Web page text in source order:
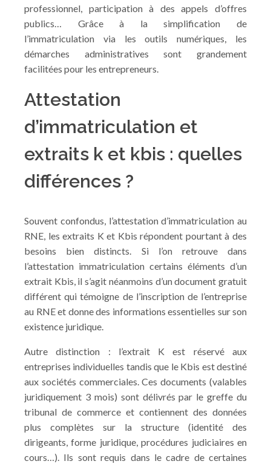
professionnel, participation à des appels d’offres
publics… Grâce à la simplification de
l’immatriculation via les outils numériques, les
démarches administratives sont grandement
facilitées pour les entrepreneurs.
Attestation
d’immatriculation et
extraits k et kbis : quelles
différences ?
Souvent confondus, l’attestation d’immatriculation au
RNE, les extraits K et Kbis répondent pourtant à des
besoins bien distincts. Si l’on retrouve dans
l’attestation immatriculation certains éléments d’un
extrait Kbis, il s’agit néanmoins d’un document gratuit
différent qui témoigne de l’inscription de l’entreprise
au RNE et donne des informations essentielles sur son
existence juridique.
Autre distinction : l’extrait K est réservé aux
entreprises individuelles tandis que le Kbis est destiné
aux sociétés commerciales. Ces documents (valables
juridiquement 3 mois) sont délivrés par le greffe du
tribunal de commerce et contiennent des données
plus complètes sur la structure (identité des
dirigeants, forme juridique, procédures judiciaires en
cours…). Ils sont requis dans le cadre de certaines